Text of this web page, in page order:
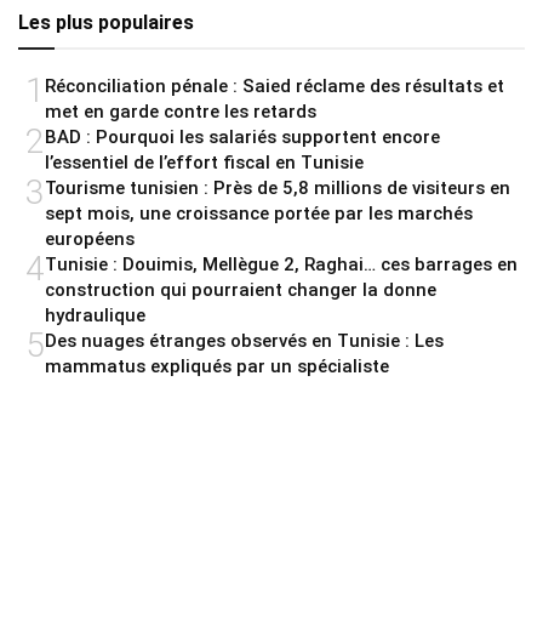
Les plus populaires
1 Réconciliation pénale : Saied réclame des résultats et
met en garde contre les retards
2 BAD : Pourquoi les salariés supportent encore
l’essentiel de l’effort fiscal en Tunisie
3Tourisme tunisien : Près de 5,8 millions de visiteurs en
sept mois, une croissance portée par les marchés
européens
4Tunisie : Douimis, Mellègue 2, Raghai… ces barrages en
construction qui pourraient changer la donne
hydraulique
5Des nuages étranges observés en Tunisie : Les
mammatus expliqués par un spécialiste